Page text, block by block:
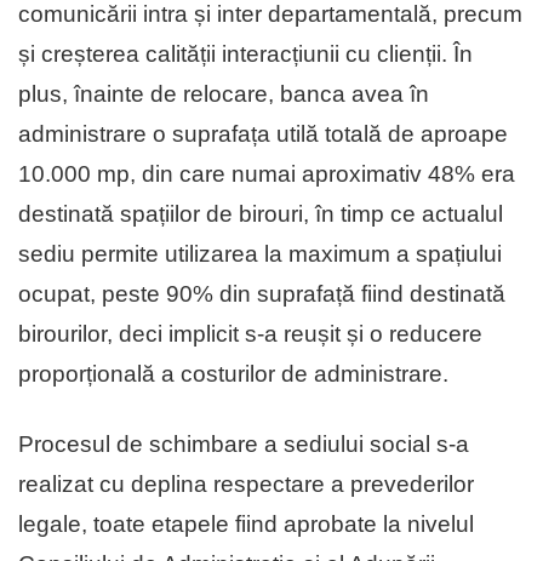
comunicării intra și inter departamentală, precum
și creșterea calității interacțiunii cu clienții. În
plus, înainte de relocare, banca avea în
administrare o suprafața utilă totală de aproape
10.000 mp, din care numai aproximativ 48% era
destinată spațiilor de birouri, în timp ce actualul
sediu permite utilizarea la maximum a spațiului
ocupat, peste 90% din suprafață fiind destinată
birourilor, deci implicit s-a reușit și o reducere
proporțională a costurilor de administrare.
Procesul de schimbare a sediului social s-a
realizat cu deplina respectare a prevederilor
legale, toate etapele fiind aprobate la nivelul